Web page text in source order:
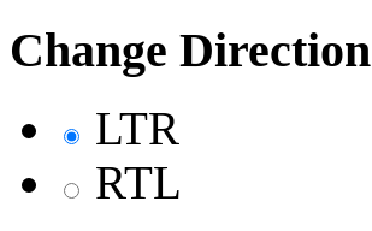
Change Direction
LTR
RTL